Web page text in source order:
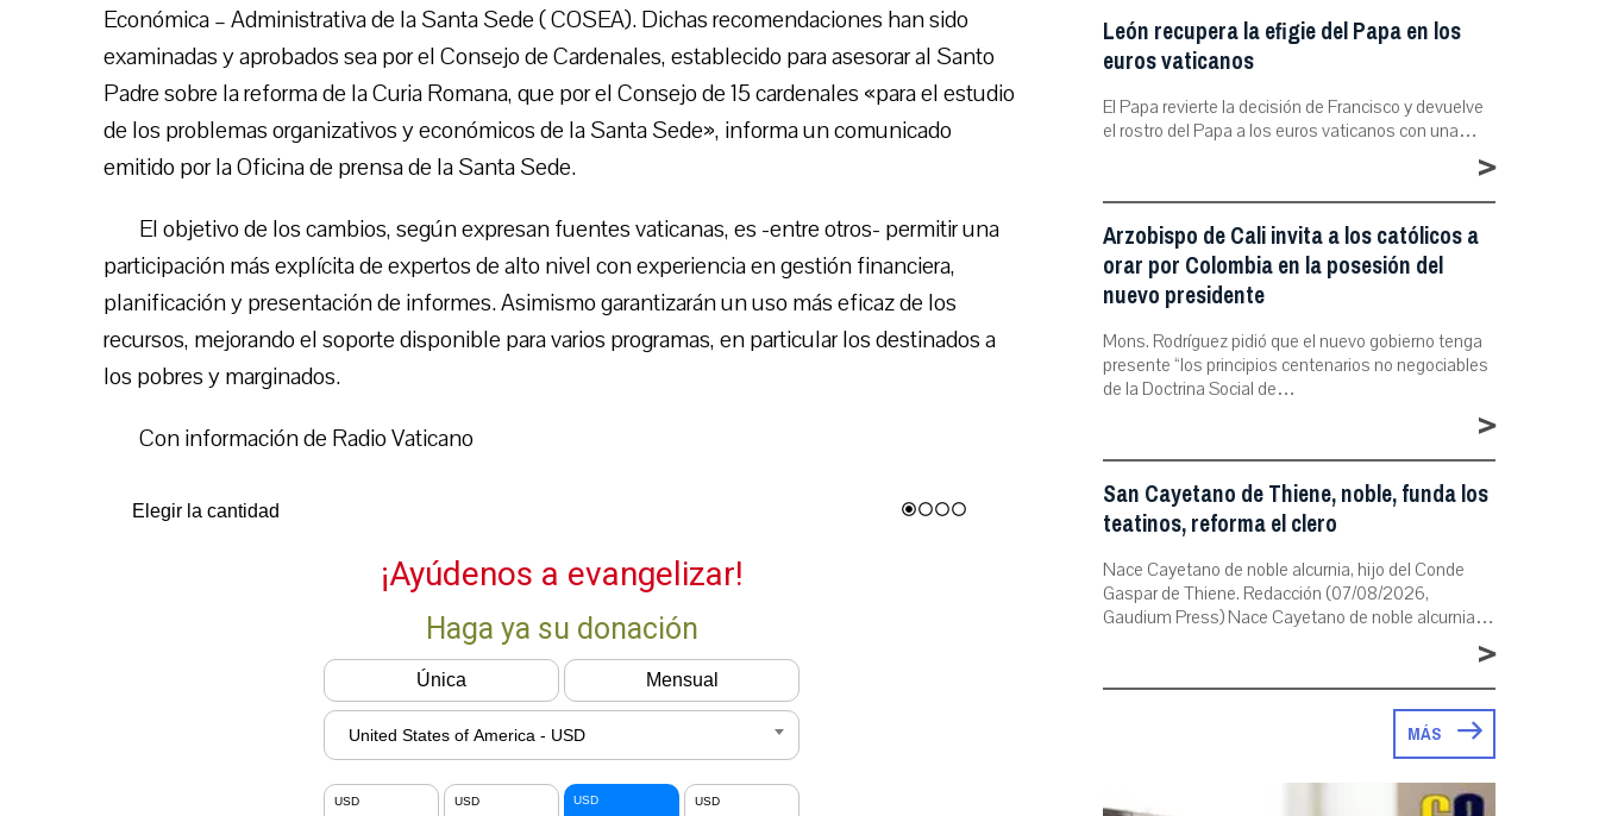
Económica – Administrativa de la Santa Sede ( COSEA). Dichas recomendaciones han sido
examinadas y aprobados sea por el Consejo de Cardenales, establecido para asesorar al Santo
Padre sobre la reforma de la Curia Romana, que por el Consejo de 15 cardenales «para el estudio
de los problemas organizativos y económicos de la Santa Sede», informa un comunicado
emitido por la Oficina de prensa de la Santa Sede.
El objetivo de los cambios, según expresan fuentes vaticanas, es -entre otros- permitir una
participación más explícita de expertos de alto nivel con experiencia en gestión financiera,
planificación y presentación de informes. Asimismo garantizarán un uso más eficaz de los
recursos, mejorando el soporte disponible para varios programas, en particular los destinados a
los pobres y marginados.
Con información de Radio Vaticano
León recupera la efigie del Papa en los
euros vaticanos
El Papa revierte la decisión de Francisco y devuelve
el rostro del Papa a los euros vaticanos con una…
>
Arzobispo de Cali invita a los católicos a
orar por Colombia en la posesión del
nuevo presidente
Mons. Rodríguez pidió que el nuevo gobierno tenga
presente “los principios centenarios no negociables
de la Doctrina Social de…
>
San Cayetano de Thiene, noble, funda los
teatinos, reforma el clero
Nace Cayetano de noble alcurnia, hijo del Conde
Gaspar de Thiene. Redacción (07/08/2026,
Gaudium Press) Nace Cayetano de noble alcurnia…
>
MÁS